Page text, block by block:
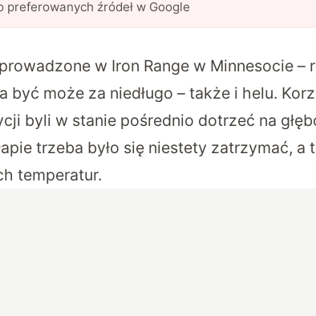
preferowanych źródeł w Google
w Iron Range w Minnesocie –
być może za niedługo – także i helu.
byli w stanie pośrednio dotrzeć na
trzeba było się niestety zatrzymać, a
temperatur.